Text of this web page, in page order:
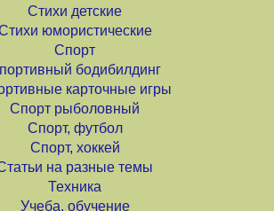
Стихи детские
юмористические
Спорт
бодибилдинг
карточные игры
Спорт рыболовный
Спорт, футбол
Спорт, хоккей
на разные темы
Техника
Учеба, обучение